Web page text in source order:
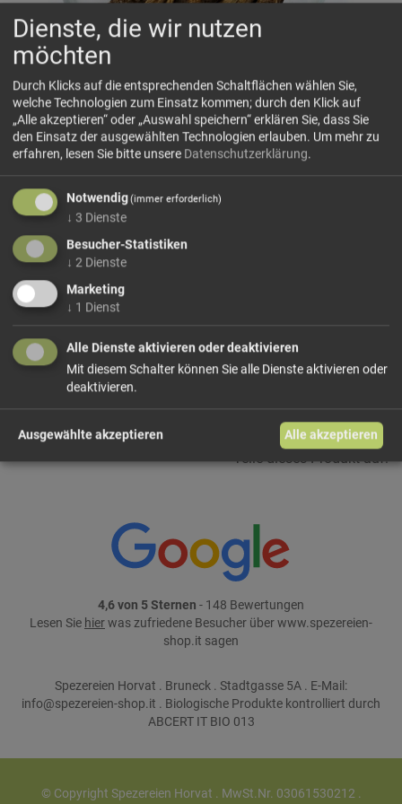
Enzianwurzel
Dieses Produkt führen wir lose.
Variante!
In den Warenkorb
Teile dieses Produkt auf:
4,6 von 5 Sternen - 148 Bewertungen
Lesen Sie hierwas zufriedene Besucher über www.spezereien-
shop.it sagen
Spezereien Horvat . Bruneck . Stadtgasse 5A . E-Mail:
info@spezereien-shop.it . Biologische Produkte kontrolliert durch
ABCERT IT BIO 013
© Copyright Spezereien Horvat . MwSt.Nr. 03061530212 .
Dienste, die wir nutzen
möchten
Durch Klicks auf die entsprechenden Schaltflächen wählen Sie,
welche Technologien zum Einsatz kommen; durch den Klick auf
„Alle akzeptieren“ oder „Auswahl speichern“ erklären Sie, dass Sie
den Einsatz der ausgewählten Technologien erlauben. Um mehr zu
erfahren, lesen Sie bitte unsere Datenschutzerklärung.
Notwendig(immer erforderlich)
↓ 3 Dienste
Besucher-Statistiken
↓ 2 Dienste
Marketing
↓ 1 Dienst
Alle Dienste aktivieren oder deaktivieren
Mit diesem Schalter können Sie alle Dienste aktivieren oder
deaktivieren.
Ausgewählte akzeptieren Alle akzeptieren